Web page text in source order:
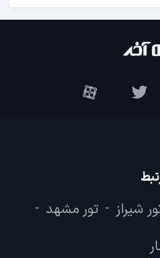
شیراز - تور مشهد -